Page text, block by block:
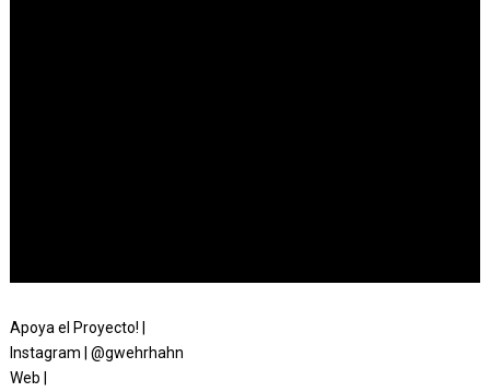
Apoya el Proyecto! |
Instagram | @gwehrhahn
Web |